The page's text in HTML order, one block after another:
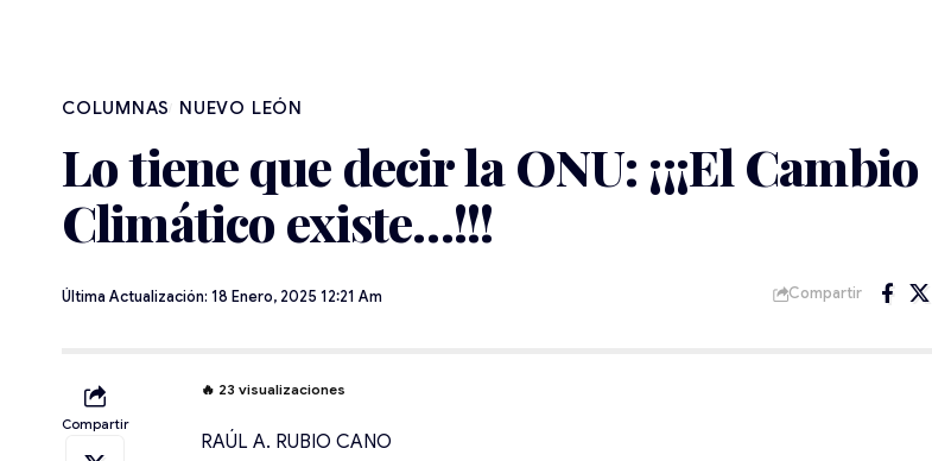
NUEVO LEÓN
Lo tiene que decir la ONU: ¡¡¡El Cambio
Climático existe…!!!
Última Actualización: 18 Enero, 2025 12:21 Am Compartir
Compartir
🔥 23 visualizaciones
RAÚL A. RUBIO CANO